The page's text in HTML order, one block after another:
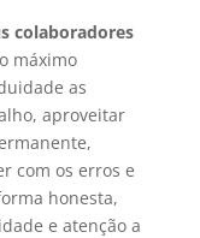
colaboradores
máximo
as
aproveitar
com os erros e
honesta,
e atenção a